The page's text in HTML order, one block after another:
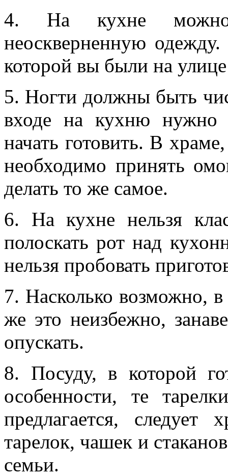
4. На кухне можно
неоскверненную
которой вы были на
5. Ногти должны быть
входе на кухню нужно
начать готовить. В
необходимо принять
делать то же самое.
6. На кухне нельзя
полоскать рот над
нельзя пробовать
7. Насколько возможно,
же это неизбежно,
опускать.
8. Посуду, в которой
особенности, те
предлагается,
тарелок, чашек и
семьи.